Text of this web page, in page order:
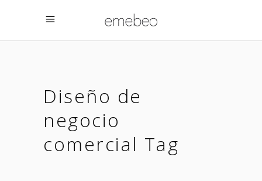
Diseño de
negocio
comercial Tag